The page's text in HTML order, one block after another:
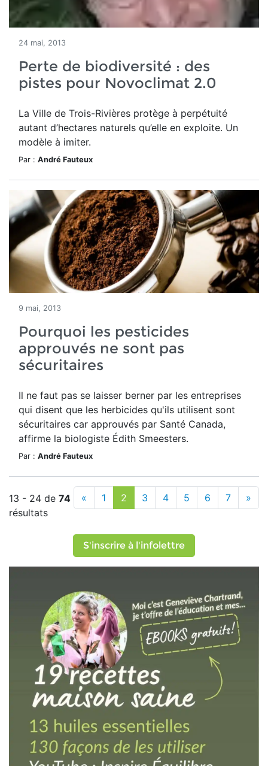
24 mai, 2013
Perte de biodiversité : des
pistes pour Novoclimat 2.0
La Ville de Trois-Rivières protège à perpétuité
autant d’hectares naturels qu’elle en exploite. Un
modèle à imiter.
Par : André Fauteux
9 mai, 2013
Pourquoi les pesticides
approuvés ne sont pas
sécuritaires
Il ne faut pas se laisser berner par les entreprises
qui disent que les herbicides qu'ils utilisent sont
sécuritaires car approuvés par Santé Canada,
affirme la biologiste Édith Smeesters.
Par : André Fauteux
13 - 24 de 74
résultats
« 1 2 3 4 5 6 7 »
S'inscrire à l'infolettre